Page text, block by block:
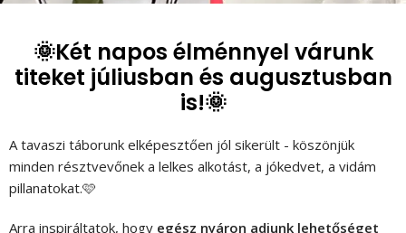
🌞Két napos élménnyel várunk
titeket júliusban és augusztusban
is!🌞
A tavaszi táborunk elképesztően jól sikerült - köszönjük
minden résztvevőnek a lelkes alkotást, a jókedvet, a vidám
pillanatokat.🩷
Arra inspiráltatok, hogy egész nyáron adjunk lehetőséget